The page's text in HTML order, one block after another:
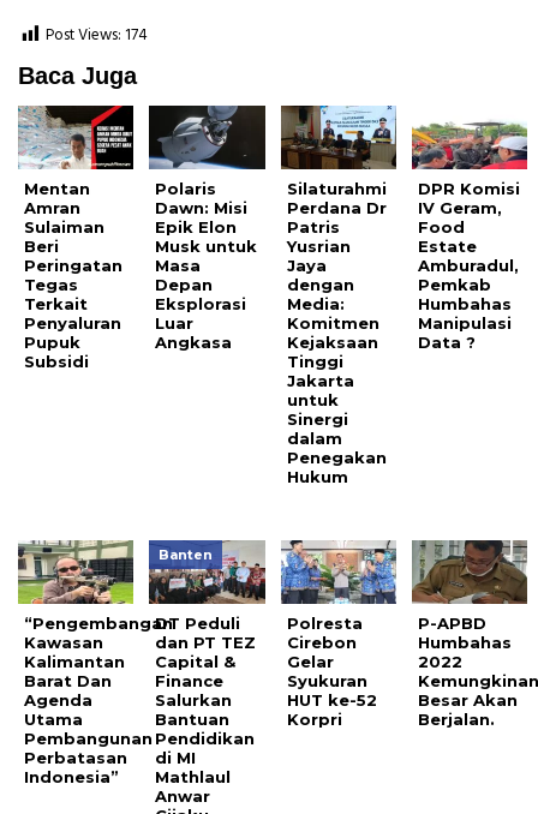
Post Views: 174
Baca Juga
Mentan
Amran
Sulaiman
Beri
Peringatan
Tegas
Terkait
Penyaluran
Pupuk
Subsidi
Polaris
Dawn: Misi
Epik Elon
Musk untuk
Masa
Depan
Eksplorasi
Luar
Angkasa
Silaturahmi
Perdana Dr
Patris
Yusrian
Jaya
dengan
Media:
Komitmen
Kejaksaan
Tinggi
Jakarta
untuk
Sinergi
dalam
Penegakan
Hukum
DPR Komisi
IV Geram,
Food
Estate
Amburadul,
Pemkab
Humbahas
Manipulasi
Data ?
“Pengembangan
Kawasan
Kalimantan
Barat Dan
Agenda
Utama
Pembangunan
Perbatasan
Indonesia”
Banten
DT Peduli
dan PT TEZ
Capital &
Finance
Salurkan
Bantuan
Pendidikan
di MI
Mathlaul
Anwar
Polresta
Cirebon
Gelar
Syukuran
HUT ke-52
Korpri
P-APBD
Humbahas
2022
Besar Akan
Berjalan.